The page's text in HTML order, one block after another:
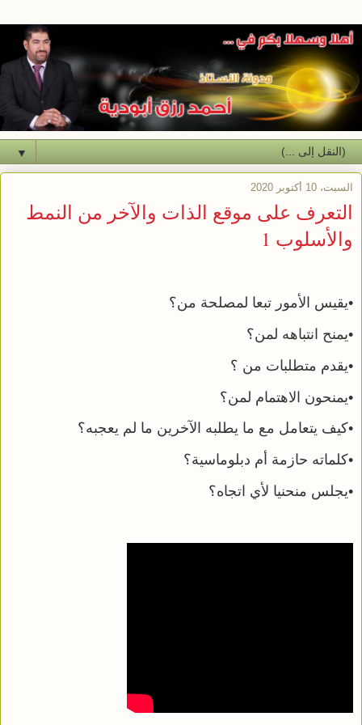
▼
السبت، 10 أكتوبر 2020
التعرف على موقع الذات والآخر من النمط
والأسلوب 1
•يقيس الأمور تبعا لمصلحة من؟
•يمنح انتباهه لمن؟
•يقدم متطلبات من ؟
•يمنحون الاهتمام لمن؟
•كيف يتعامل مع ما يطلبه الآخرين ما لم يعجبه؟
•كلماته حازمة أم دبلوماسية؟
•يجلس منحنيا لأي اتجاه؟